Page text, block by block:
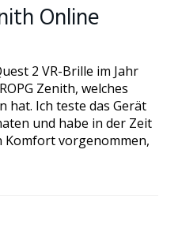
Online
2 VR-Brille im Jahr
Zenith, welches
hat. Ich teste das Gerät
und habe in der Zeit
Komfort vorgenommen,